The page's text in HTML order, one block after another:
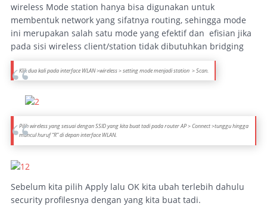
wireless Mode station hanya bisa digunakan untuk
membentuk network yang sifatnya routing, sehingga mode
ini merupakan salah satu mode yang efektif dan efisian jika
pada sisi wireless client/station tidak dibutuhkan bridging
Klik dua kali pada interface WLAN >wireless > setting mode menjadi station > Scan.
Pilih wireless yang sesuai dengan SSID yang kita buat tadi pada router AP > Connect >tunggu hingga
muncul huruf “R” di depan interface WLAN.
Sebelum kita pilih Apply lalu OK kita ubah terlebih dahulu
security profilesnya dengan yang kita buat tadi.